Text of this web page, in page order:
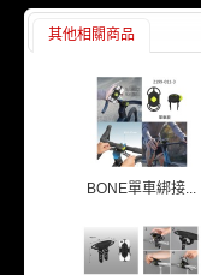
其他相關商品
BONE單車綁接...